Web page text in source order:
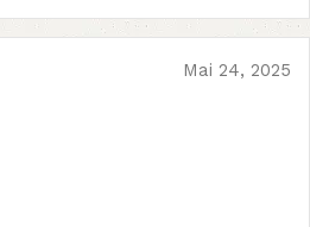
Mai 24, 2025